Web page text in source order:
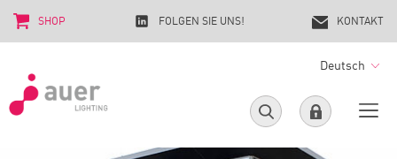
Deutsch
SHOP FOLGEN SIE UNS! KONTAKT